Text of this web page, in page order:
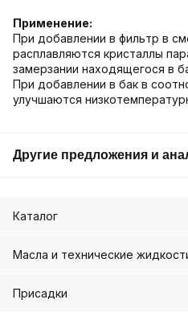
Применение:
При добавлении в фильтр в
расплавляются кристаллы
замерзании находящегося в
При добавлении в бак в
улучшаются
Другие предложения и
Каталог
Масла и технические
Присадки